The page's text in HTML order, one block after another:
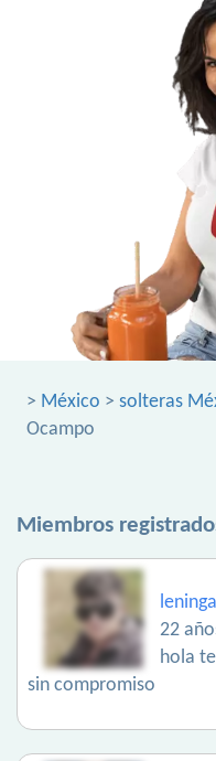
> México > solteras
Ocampo
Miembros
22
hola
sin compromiso